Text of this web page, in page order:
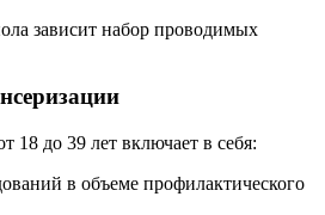
зависит набор проводимых
18 до 39 лет включает в себя:
в объеме профилактического